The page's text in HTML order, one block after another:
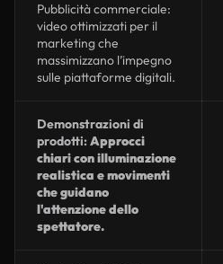
Pubblicità commerciale:
video ottimizzati per il
marketing che
massimizzano l’impegno
sulle piattaforme digitali.
Demonstrazioni di
prodotti:Approcci
chiari con illuminazione
realistica e movimenti
che guidano
l'attenzione dello
spettatore.